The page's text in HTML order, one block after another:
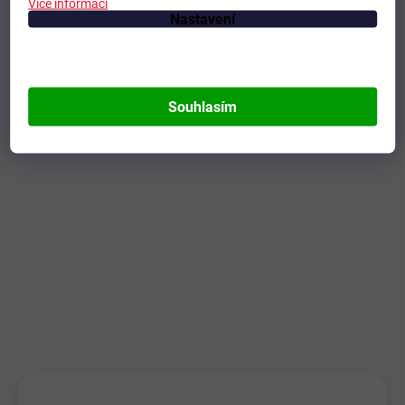
Více informací
Nastavení
Souhlasím